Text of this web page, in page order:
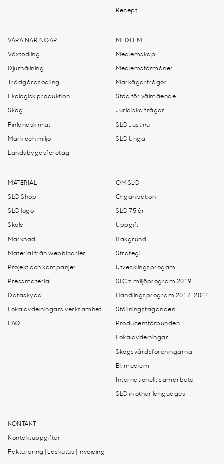
Recept
VÅRA NÄRINGAR
Växtodling
Djurhållning
Trädgårdsodling
Ekologisk produktion
Skog
Finländsk mat
Mark och miljö
Landsbygdsföretag
MEDLEM
Medlemskap
Medlemsförmåner
Markägarfrågor
Stöd för välmående
Juridiska frågor
SLC Just nu
SLC Unga
MATERIAL
SLC Shop
SLC logo
Skola
Marknad
Material från webbinarier
Projekt och kampanjer
Pressmaterial
Dataskydd
Lokalavdelningars verksamhet
FAQ
OM SLC
Organisation
SLC 75 år
Uppgift
Bakgrund
Strategi
Utvecklingsprogam
SLC:s miljöprogram 2019
Handlingsprogram 2017-2022
Ställningstaganden
Producentförbunden
Lokalavdelningar
Skogsvårdsföreningarna
Bli medlem
Internationellt samarbete
SLC in other languages
KONTAKT
Kontaktuppgifter
Fakturering | Laskutus | Invoicing